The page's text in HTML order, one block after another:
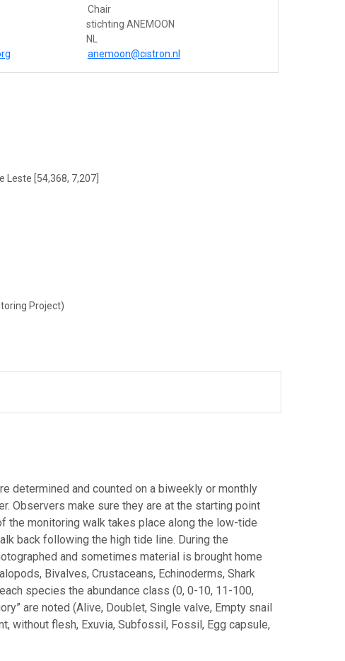
Chair
stichting ANEMOON
NL
anemoon@cistron.nl
Leste [54,368, 7,207]
Project)
determined and counted on a biweekly or monthly
Observers make sure they are at the starting point
monitoring walk takes place along the low-tide
back following the high tide line. During the
and sometimes material is brought home
Bivalves, Crustaceans, Echinoderms, Shark
species the abundance class (0, 0-10, 11-100,
are noted (Alive, Doublet, Single valve, Empty snail
without flesh, Exuvia, Subfossil, Fossil, Egg capsule,